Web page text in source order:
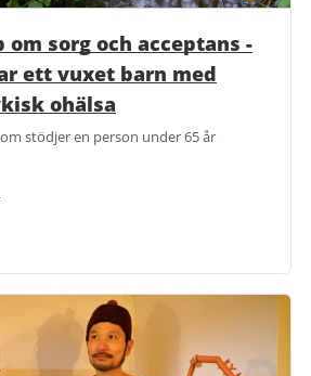
om sorg och acceptans -
ett vuxet barn med
ohälsa
stödjer en person under 65 år